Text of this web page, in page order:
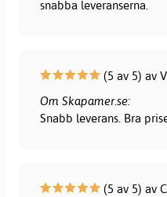
snabba leveranserna.
(5 av 5) av
Om Skapamer.se:
Snabb leverans. Bra
(5 av 5) av